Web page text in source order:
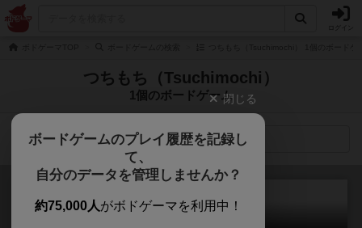
つちもち（Tsuchimochi）
1個のボードゲーム
検索メニュー
閉じる
ボードゲームのプレイ履歴を記録し
て、
自分のデータを管理しませんか？
約75,000人がボドゲーマを利用中！